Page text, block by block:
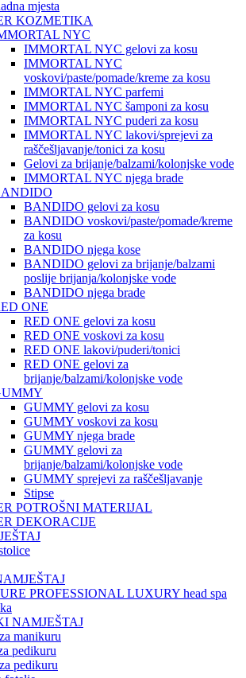
mjesta
KOZMETIKA
NYC
IMMORTAL NYC gelovi za kosu
IMMORTAL NYC
voskovi/paste/pomade/kreme za kosu
IMMORTAL NYC parfemi
IMMORTAL NYC šamponi za kosu
IMMORTAL NYC puderi za kosu
IMMORTAL NYC lakovi/sprejevi za
raščešljavanje/tonici za kosu
Gelovi za brijanje/balzami/kolonjske vode
IMMORTAL NYC njega brade
BANDIDO gelovi za kosu
BANDIDO voskovi/paste/pomade/kreme
za kosu
BANDIDO njega kose
BANDIDO gelovi za brijanje/balzami
poslije brijanja/kolonjske vode
BANDIDO njega brade
ONE
RED ONE gelovi za kosu
RED ONE voskovi za kosu
RED ONE lakovi/puderi/tonici
RED ONE gelovi za
brijanje/balzami/kolonjske vode
GUMMY gelovi za kosu
GUMMY voskovi za kosu
GUMMY njega brade
GUMMY gelovi za
brijanje/balzami/kolonjske vode
GUMMY sprejevi za raščešljavanje
Stipse
POTROŠNI MATERIJAL
DEKORACIJE
PROFESSIONAL LUXURY head spa
NAMJEŠTAJ
manikuru
pedikuru
pedikuru